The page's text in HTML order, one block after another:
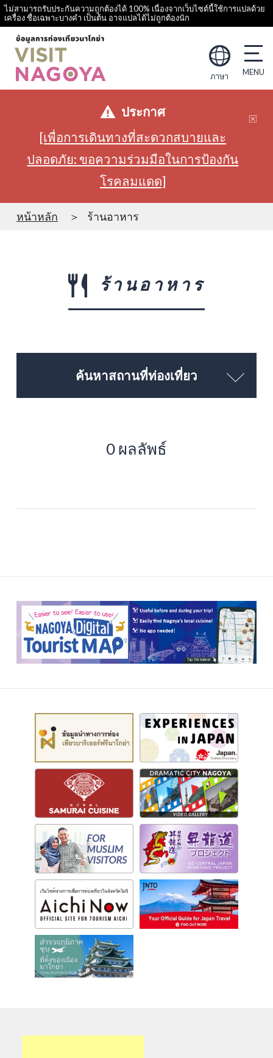
ไม่สามารถรับประกันความถูกต้องได้ 100% เนื่องจากเว็บไซต์นี้ใช้การแปลด้วย
เครื่อง ชื่อเฉพาะบางคำ เป็นต้น อาจแปลได้ไม่ถูกต้องนัก
ภาษา
ประกาศ
[เพื่อการเดินทางที่สะดวกสบายและ
ปลอดภัย: ขอความร่วมมือในการป้องกัน
โรคลมแดด]
หน้าหลัก ร้านอาหาร
ร้านอาหาร
ค้นหาสถานที่ท่องเที่ยว
0 ผลลัพธ์